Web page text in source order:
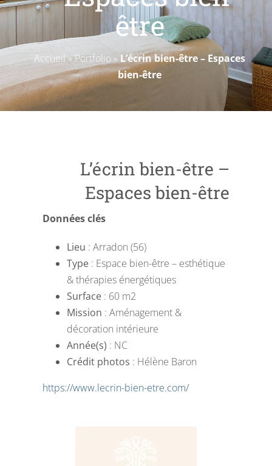
Livres blancs
être
Accueil»Portfolio »L’écrin bien-être – Espaces
bien-être
L’écrin bien-être –
Espaces bien-être
Données clés
Lieu : Arradon (56)
Type: Espace bien-être – esthétique
& thérapies énergétiques
Surface: 60 m2
Mission : Aménagement &
décoration intérieure
Année(s) : NC
Crédit photos : Hélène Baron
https://www.lecrin-bien-etre.com/